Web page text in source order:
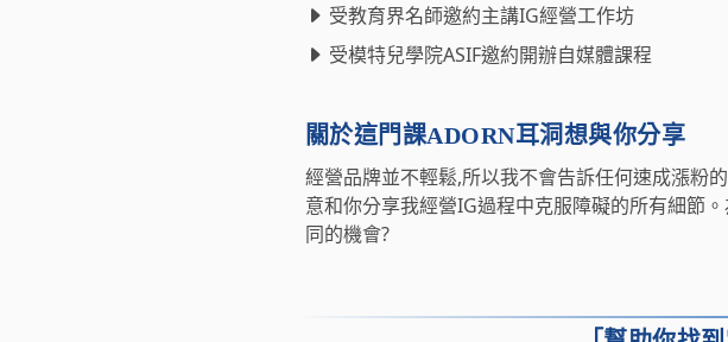
受教育界名師邀約主講IG經營工作坊
受模特兒學院ASIF邀約開辦自媒體課程
關於這門課ADORN耳洞想與你分享
經營品牌並不輕鬆,所以我不會告訴任何速成漲粉
意和你分享我經營IG過程中克服障礙的所有細節
同的機會?